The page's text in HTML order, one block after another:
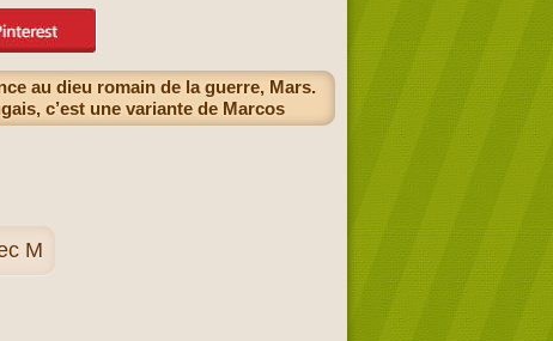
au dieu romain de la guerre, Mars.
c’est une variante de Marcos
M